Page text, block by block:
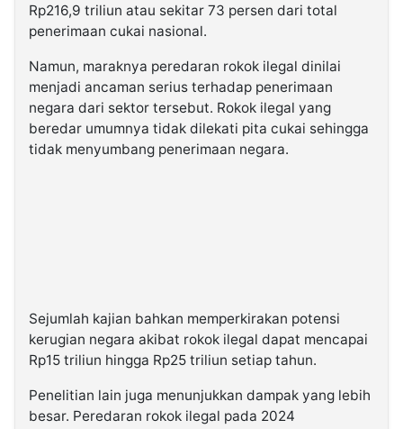
Rp216,9 triliun atau sekitar 73 persen dari total
penerimaan cukai nasional.
Namun, maraknya peredaran rokok ilegal dinilai
menjadi ancaman serius terhadap penerimaan
negara dari sektor tersebut. Rokok ilegal yang
beredar umumnya tidak dilekati pita cukai sehingga
tidak menyumbang penerimaan negara.
Sejumlah kajian bahkan memperkirakan potensi
kerugian negara akibat rokok ilegal dapat mencapai
Rp15 triliun hingga Rp25 triliun setiap tahun.
Penelitian lain juga menunjukkan dampak yang lebih
besar. Peredaran rokok ilegal pada 2024